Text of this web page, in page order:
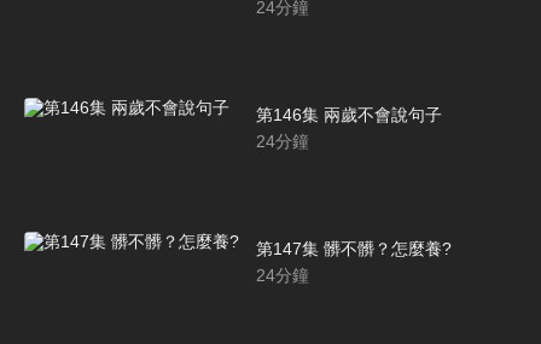
24分鐘
第146集 兩歲不會說句子
24分鐘
第147集 髒不髒？怎麼養?
24分鐘